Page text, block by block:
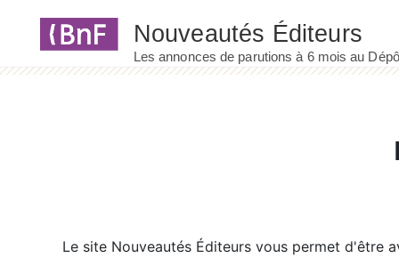
Le site Nouveautés Éditeurs vous permet d'être